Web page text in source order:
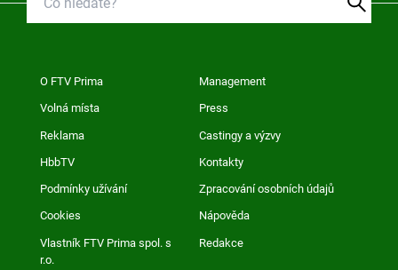
O FTV Prima Management
Volná místa Press
Reklama Castingy a výzvy
HbbTV Kontakty
Podmínky užívání Zpracování osobních údajů
Cookies Nápověda
Vlastník FTV Prima spol. s
r.o.
Redakce